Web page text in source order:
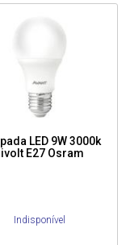
LED 9W 3000k
Bivolt E27 Osram
Indisponível